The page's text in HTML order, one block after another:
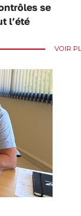
se
l’été
VOIR